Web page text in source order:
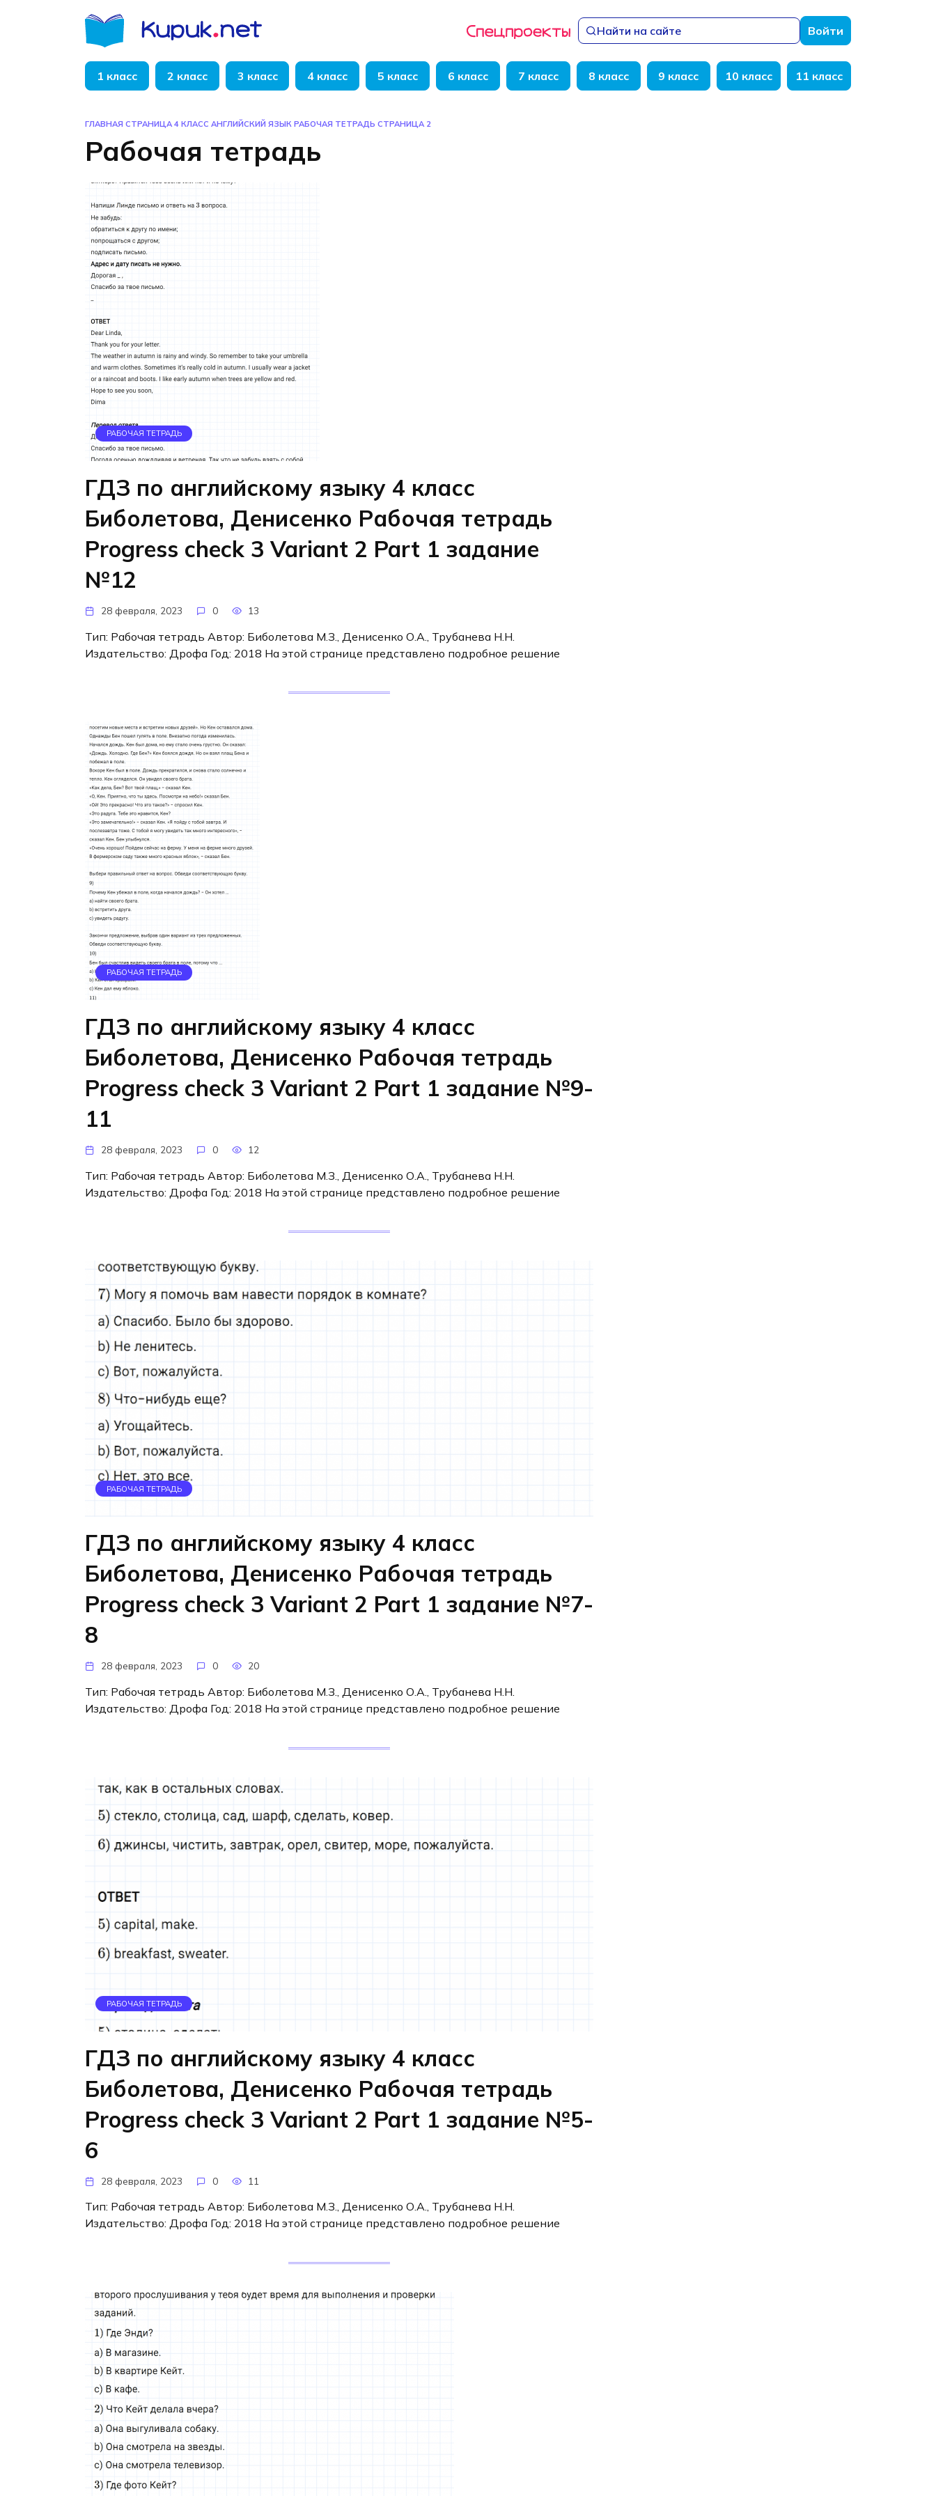
Найти на сайте Войти
1 класс 2 класс 3 класс 4 класс 5 класс 6 класс 7 класс 8 класс 9 класс 10 класс 11 класс
ГЛАВНАЯ СТРАНИЦА 4 КЛАСС АНГЛИЙСКИЙ ЯЗЫК РАБОЧАЯ ТЕТРАДЬ СТРАНИЦА 2
Рабочая тетрадь
РАБОЧАЯ ТЕТРАДЬ
ГДЗ по английскому языку 4 класс
Биболетова, Денисенко Рабочая тетрадь
Progress check 3 Variant 2 Part 1 задание
№12
28 февраля, 2023 0 13
Тип: Рабочая тетрадь Автор: Биболетова М.З., Денисенко О.А., Трубанева Н.Н.
Издательство: Дрофа Год: 2018 На этой странице представлено подробное решение
РАБОЧАЯ ТЕТРАДЬ
ГДЗ по английскому языку 4 класс
Биболетова, Денисенко Рабочая тетрадь
Progress check 3 Variant 2 Part 1 задание №9-
11
28 февраля, 2023 0 12
Тип: Рабочая тетрадь Автор: Биболетова М.З., Денисенко О.А., Трубанева Н.Н.
Издательство: Дрофа Год: 2018 На этой странице представлено подробное решение
РАБОЧАЯ ТЕТРАДЬ
ГДЗ по английскому языку 4 класс
Биболетова, Денисенко Рабочая тетрадь
Progress check 3 Variant 2 Part 1 задание №7-
8
28 февраля, 2023 0 20
Тип: Рабочая тетрадь Автор: Биболетова М.З., Денисенко О.А., Трубанева Н.Н.
Издательство: Дрофа Год: 2018 На этой странице представлено подробное решение
РАБОЧАЯ ТЕТРАДЬ
ГДЗ по английскому языку 4 класс
Биболетова, Денисенко Рабочая тетрадь
Progress check 3 Variant 2 Part 1 задание №5-
6
28 февраля, 2023 0 11
Тип: Рабочая тетрадь Автор: Биболетова М.З., Денисенко О.А., Трубанева Н.Н.
Издательство: Дрофа Год: 2018 На этой странице представлено подробное решение